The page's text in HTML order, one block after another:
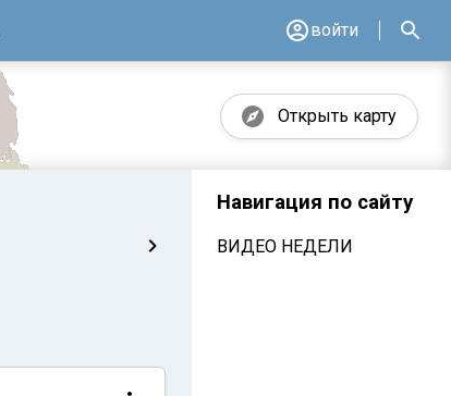
войти
Открыть карту
Навигация по сайту
ВИДЕО НЕДЕЛИ